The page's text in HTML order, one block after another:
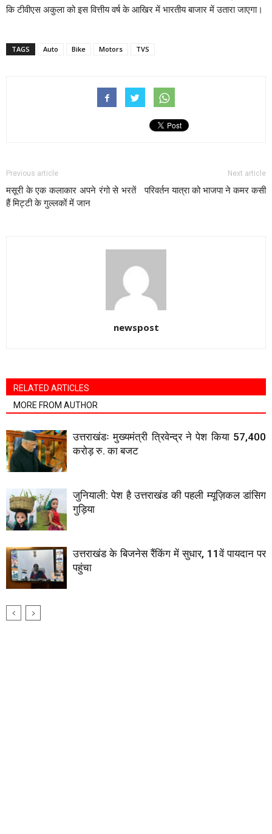
कि टीवीएस अकुला को इस वित्तीय वर्ष के आखिर में भारतीय बाजार में उतारा जाएगा।
TAGS Auto Bike Motors TVS
Previous article
मसूरी के एक कलाकार अपने रंगो से भरतें
हैं मिट्टी के गुल्लकों में जान
Next article
परिवर्तन यात्रा को भाजपा ने कमर कसी
newspost
RELATED ARTICLES
MORE FROM AUTHOR
उत्तराखंडः मुख्यमंत्री त्रिवेन्द्र ने पेश किया 57,400
करोड़ रु. का बजट
जुनियाली: पेश है उत्तराखंड की पहली म्यूज़िकल डांसिग
गुड़िया
उत्तराखंड के बिजनेस रैंकिंग में सुधार, 11वें पायदान पर
पहुंचा